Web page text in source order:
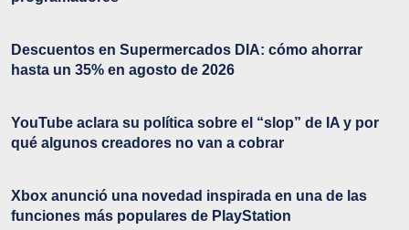
Descuentos en Supermercados DIA: cómo ahorrar
hasta un 35% en agosto de 2026
YouTube aclara su política sobre el “slop” de IA y por
qué algunos creadores no van a cobrar
Xbox anunció una novedad inspirada en una de las
funciones más populares de PlayStation